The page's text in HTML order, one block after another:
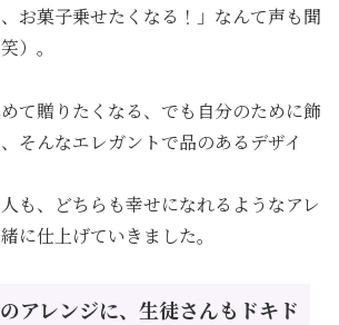
、お菓子乗せたくなる！」なんて声も聞
）。
て贈りたくなる、でも自分のために飾
そんなエレガントで品のあるデザイ
も、どちらも幸せになれるようなアレ
に仕上げていきました。
アレンジに、生徒さんもドキド